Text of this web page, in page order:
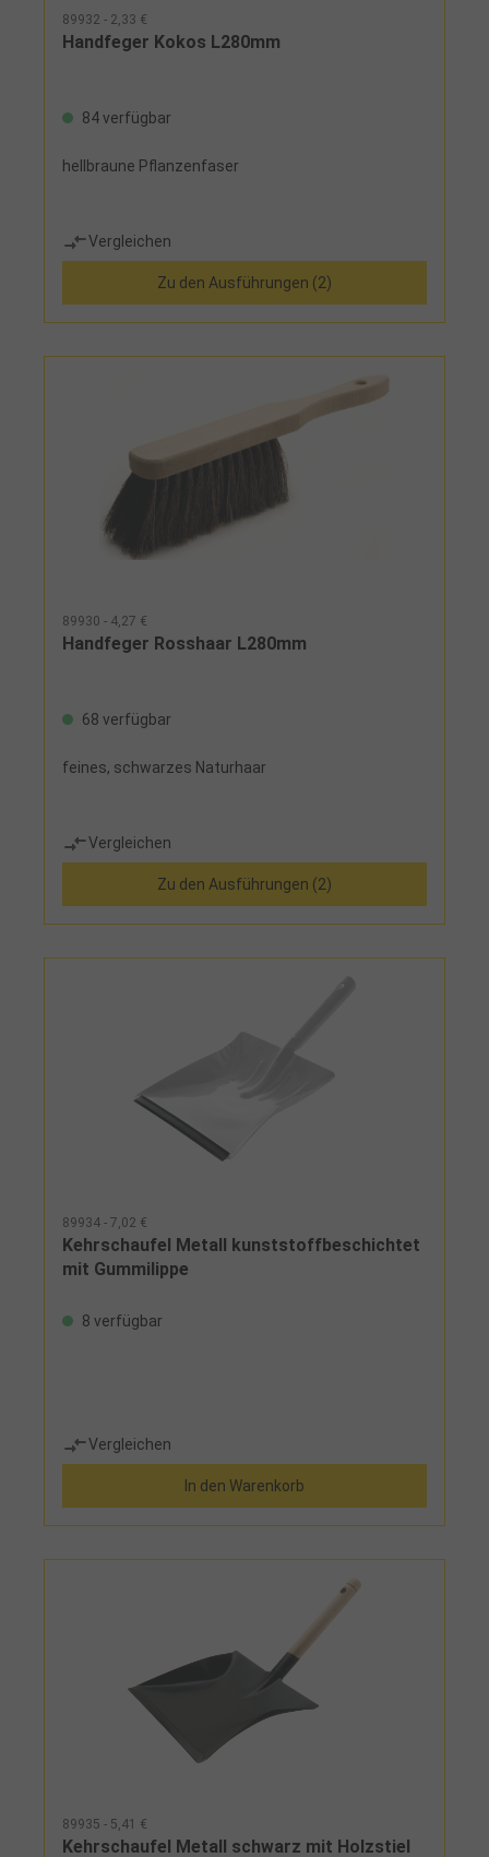
89932 - 2,33 €
Handfeger Kokos L280mm
84 verfügbar
hellbraune Pflanzenfaser
Vergleichen
Zu den Ausführungen (2)
89930 - 4,27 €
Handfeger Rosshaar L280mm
68 verfügbar
feines, schwarzes Naturhaar
Vergleichen
Zu den Ausführungen (2)
89934 - 7,02 €
Kehrschaufel Metall kunststoffbeschichtet
mit Gummilippe
8 verfügbar
Vergleichen
In den Warenkorb
89935 - 5,41 €
Kehrschaufel Metall schwarz mit Holzstiel